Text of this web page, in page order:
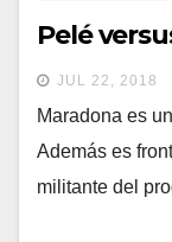
Pelé
JUL 22, 2018
Maradona es
Además es
militante del